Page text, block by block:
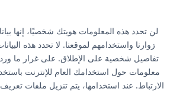
لن تحدد هذه المعلومات هويتك شخصيًا، إنها
زوارنا واستخدامهم لموقعنا. لا تحدد هذه
تفاصيل شخصية على الإطلاق. على غرار ما ورد
معلومات حول استخدامك العام للإنترنت
الارتباط. عند استخدامها، يتم تنزيل ملفات